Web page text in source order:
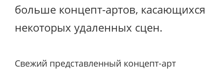
больше концепт-артов, касающихся
некоторых удаленных сцен.
Свежий представленный концепт-арт